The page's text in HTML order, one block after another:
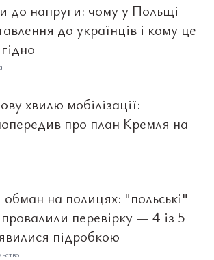
до напруги: чому у Польщі
до українців і кому це
хвилю мобілізації:
про план Кремля на
на полицях: "польські"
перевірку — 4 із 5
підробкою